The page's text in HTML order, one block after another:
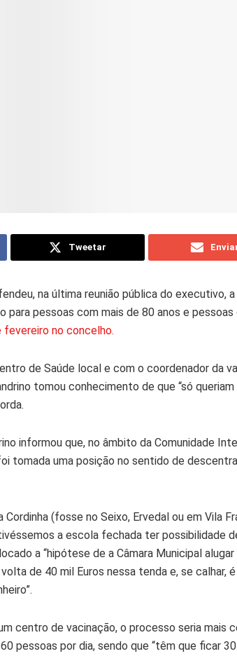
Tweetar
na última reunião pública do executivo,
para pessoas com mais de 80 anos e
fevereiro no concelho.
de Saúde local e com o coordenador da
tomou conhecimento de que “só
informou que, no âmbito da Comunidade
tomada uma posição no sentido de
(fosse no Seixo, Ervedal ou em Vila
a escola fechada ter possibilidade
a “hipótese de a Câmara Municipal
de 40 mil Euros nessa tenda e, se calhar,
centro de vacinação, o processo seria mais
pessoas por dia, sendo que “têm que ficar